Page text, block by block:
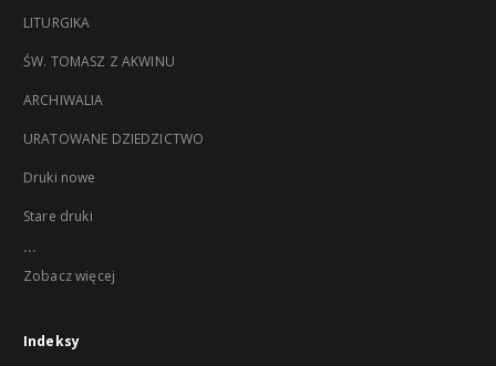
LITURGIKA
ŚW. TOMASZ Z AKWINU
ARCHIWALIA
URATOWANE DZIEDZICTWO
Druki nowe
Stare druki
...
Zobacz więcej
Indeksy